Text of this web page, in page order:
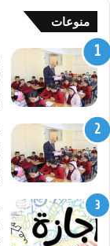
منوعات